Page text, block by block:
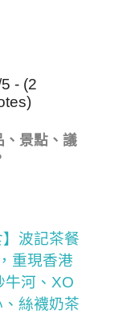
- (2
、景點、議
】波記茶餐
重現香港
牛河、XO
絲襪奶茶